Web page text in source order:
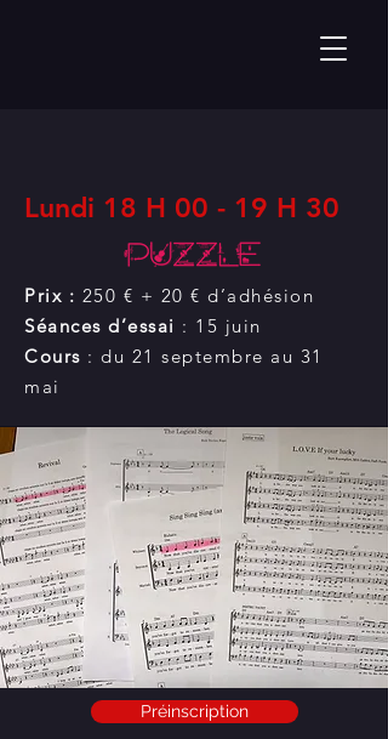
Lundi 18 H 00 - 19 H 30
Prix : 250 € + 20 € d’adhésion
Séances d’essai : 15 juin
Cours : du 21 septembre au 31
mai
Préinscription